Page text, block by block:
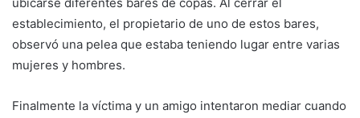
establecimiento, el propietario de uno de estos bares,
observó una pelea que estaba teniendo lugar entre varias
mujeres y hombres.
Finalmente la víctima y un amigo intentaron mediar cuando